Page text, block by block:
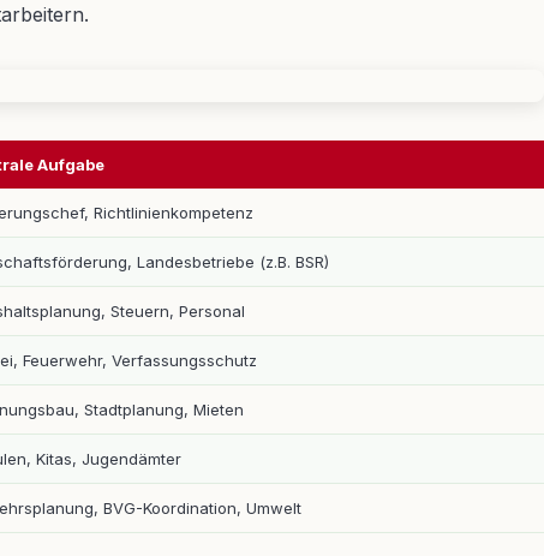
Aufgabe
Richtlinienkompetenz
Landesbetriebe (z.B. BSR)
Steuern, Personal
Feuerwehr, Verfassungsschutz
Stadtplanung, Mieten
Kitas, Jugendämter
BVG-Koordination, Umwelt